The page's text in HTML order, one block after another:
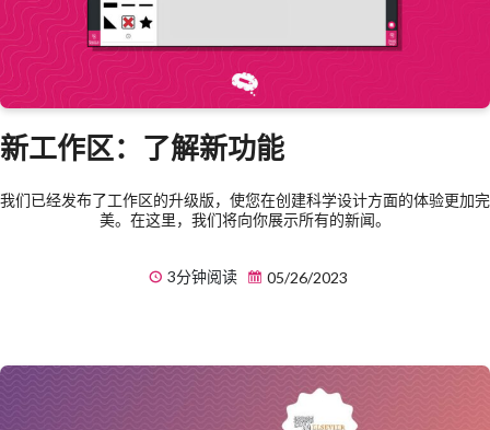
新工作区：了解新功能
我们已经发布了工作区的升级版，使您在创建科学设计方面的体验更加完
美。在这里，我们将向你展示所有的新闻。
3分钟阅读 05/26/2023